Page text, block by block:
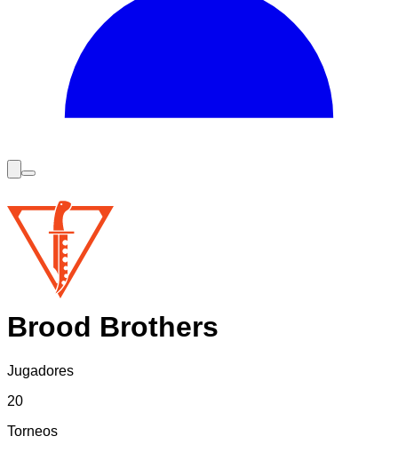
Brood Brothers
Jugadores
20
Torneos